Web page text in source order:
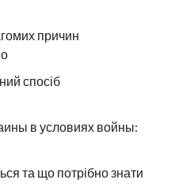
причин
спосіб
в условиях войны:
та що потрібно знати